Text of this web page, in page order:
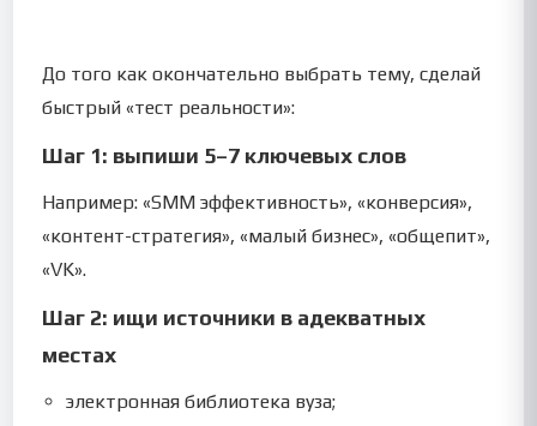
До того как окончательно выбрать тему, сделай
быстрый «тест реальности»:
Шаг 1: выпиши 5–7 ключевых слов
Например: «SMM эффективность», «конверсия»,
«контент-стратегия», «малый бизнес», «общепит»,
«VK».
Шаг 2: ищи источники в адекватных
местах
электронная библиотека вуза;